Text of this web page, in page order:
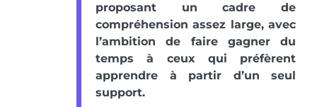
proposant un cadre de
compréhension assez large, avec
l’ambition de faire gagner du
temps à ceux qui préfèrent
apprendre à partir d’un seul
support.